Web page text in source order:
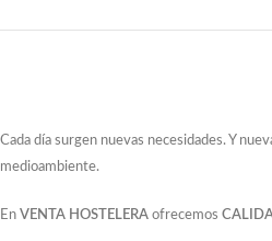
Cada día surgen nuevas necesidades. Y
medioambiente.
En VENTA HOSTELERA ofrecemos